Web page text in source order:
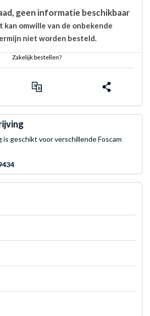
geen informatie beschikbaar
kan omwille van de onbekende
niet worden besteld.
Zakelijk bestellen?
is geschikt voor verschillende Foscam